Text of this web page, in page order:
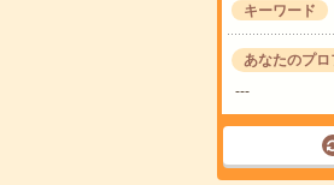
キーワード
あなたのプロ
---